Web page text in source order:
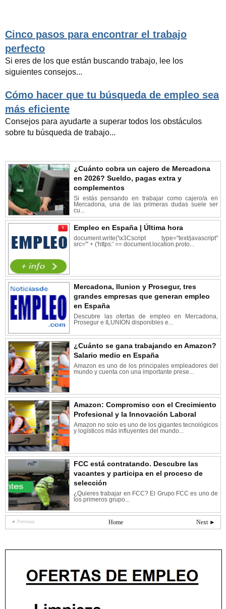
Cinco pasos para encontrar el trabajo
perfecto
Si eres de los que están buscando trabajo, lee los
siguientes consejos...
Cómo hacer que tu búsqueda de empleo sea
más eficiente
Consejos para ayudarte a superar todos los obstáculos
sobre tu búsqueda de trabajo...
¿Cuánto cobra un cajero de Mercadona
en 2026? Sueldo, pagas extra y
complementos
Si estás pensando en trabajar como cajero/a en
Mercadona, una de las primeras dudas suele ser
cu...
Empleo en España | Última hora
document.write('\x3Cscript type="text/javascript"
src="' + ('https:' == document.location.proto...
Mercadona, Ilunion y Prosegur, tres
grandes empresas que generan empleo
en España
Descubre las ofertas de empleo en Mercadona,
Prosegur e ILUNION disponibles e...
¿Cuánto se gana trabajando en Amazon?
Salario medio en España
Amazon es uno de los principales empleadores del
mundo y cuenta con una importante prese...
Amazon: Compromiso con el Crecimiento
Profesional y la Innovación Laboral
Amazon no solo es uno de los gigantes tecnológicos
y logísticos más influyentes del mundo...
FCC está contratando. Descubre las
vacantes y participa en el proceso de
selección
¿Quieres trabajar en FCC? El Grupo FCC es uno de
los primeros grupo...
◄ Previous Next ►
Home